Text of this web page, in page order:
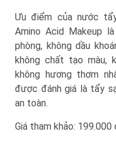
Ưu điểm của nước
Amino Acid Makeup
phòng, không dầu
không chất tạo màu,
không hương thơm
được đánh giá là tẩy
an toàn.
Giá tham khảo: 199.000